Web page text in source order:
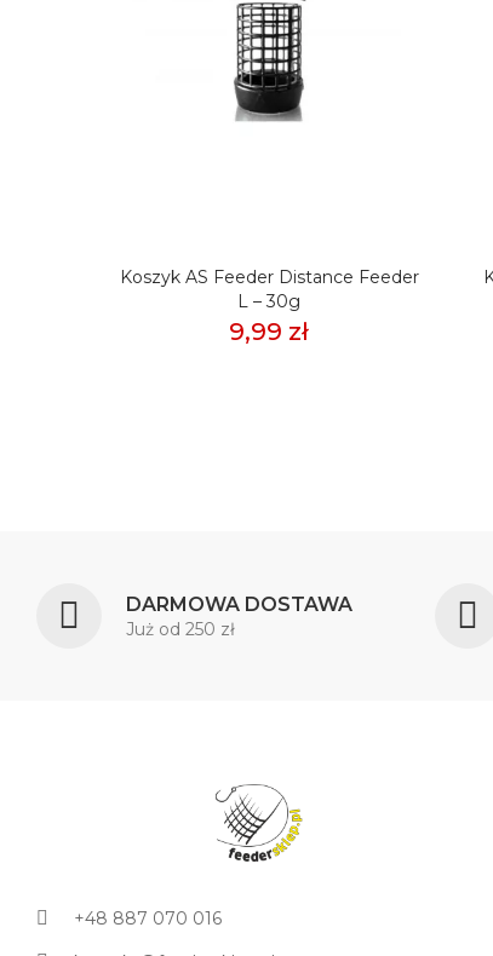
Koszyk AS Feeder Distance Feeder
L – 30g
9,99 zł
DARMOWA DOSTAWA
Już od 250 zł
+48 887 070 016